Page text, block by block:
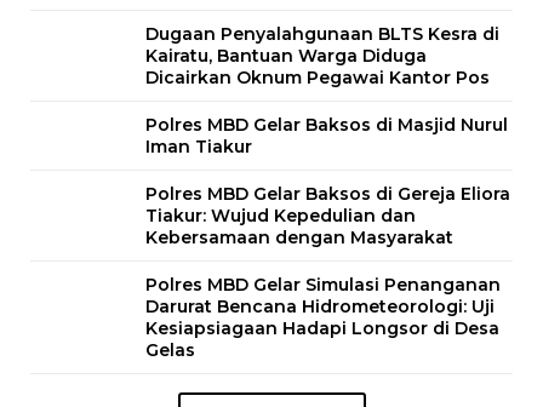
Dugaan Penyalahgunaan BLTS Kesra di
Kairatu, Bantuan Warga Diduga
Dicairkan Oknum Pegawai Kantor Pos
Polres MBD Gelar Baksos di Masjid Nurul
Iman Tiakur
Polres MBD Gelar Baksos di Gereja Eliora
Tiakur: Wujud Kepedulian dan
Kebersamaan dengan Masyarakat
Polres MBD Gelar Simulasi Penanganan
Darurat Bencana Hidrometeorologi: Uji
Kesiapsiagaan Hadapi Longsor di Desa
Gelas